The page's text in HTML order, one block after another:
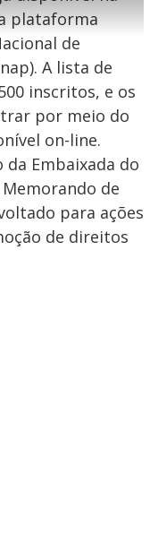
h
plataforma
de
A lista de
inscritos, e os
por meio do
on-line.
Embaixada do
de
para ações
de direitos